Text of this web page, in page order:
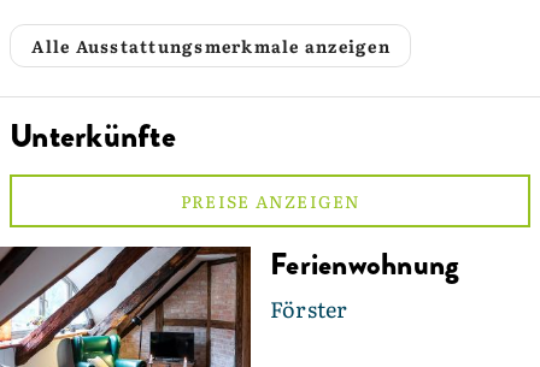
Alle Ausstattungsmerkmale anzeigen
Unterkünfte
PREISE ANZEIGEN
Ferienwohnung
Förster